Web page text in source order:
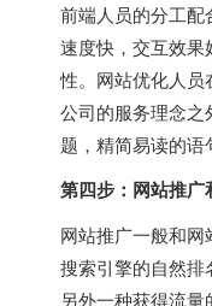
前端人员的分工配
速度快，交互效
性。网站优化人
公司的服务理念
题，精简易读的语
第四步：网站推广
网站推广一般和
搜索引擎的自然排
另外一种获得流